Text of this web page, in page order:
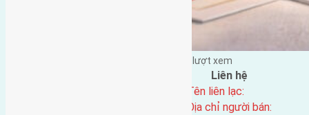
lượt xem
Liên hệ
Tên liên lạc:
Địa chỉ người bán: